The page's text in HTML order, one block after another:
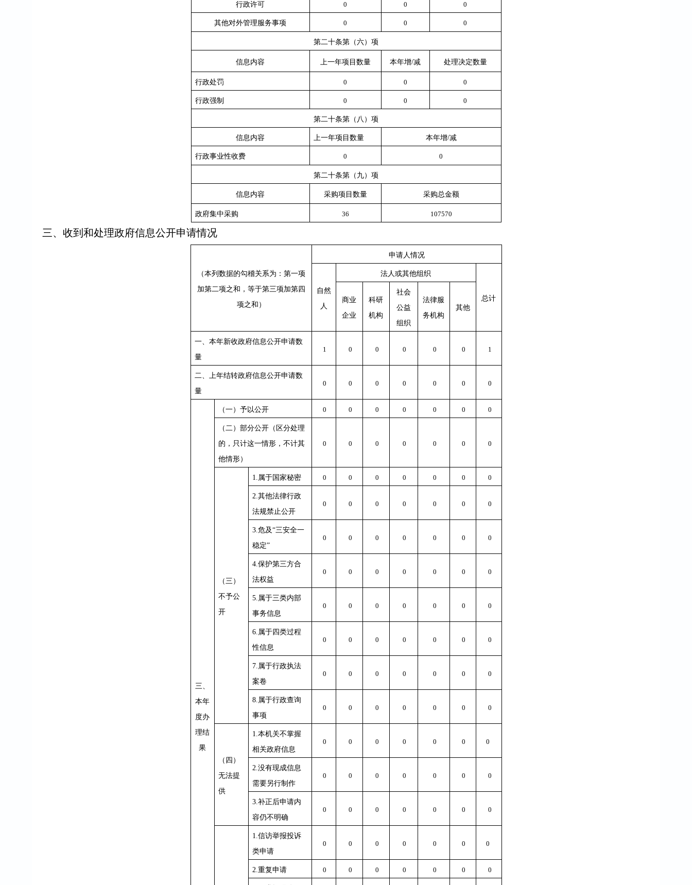
行政许可 0 0 0
其他对外管理服务事项 0 0 0
第二十条第（六）项
信息内容 上一年项目数量 本年增/减 处理决定数量
行政处罚 0 0 0
行政强制 0 0 0
第二十条第（八）项
信息内容 上一年项目数量 本年增/减
行政事业性收费 0 0
第二十条第（九）项
信息内容 采购项目数量 采购总金额
政府集中采购 36 107570
三、收到和处理政府信息公开申请情况
（本列数据的勾稽关系为：第一项
加第二项之和，等于第三项加第四
项之和）
申请人情况
自然
人
法人或其他组织
总计
商业
企业
科研
机构
社会
公益
组织
法律服
务机构
其他
一、本年新收政府信息公开申请数
量
1 0 0 0 0 0 1
二、上年结转政府信息公开申请数
量
0 0 0 0 0 0 0
三、
本年
度办
理结
果
（一）予以公开 0 0 0 0 0 0 0
（二）部分公开（区分处理
的，只计这一情形，不计其
他情形）
0 0 0 0 0 0 0
（三）
不予公
开
1.属于国家秘密 0 0 0 0 0 0 0
2.其他法律行政
法规禁止公开
0 0 0 0 0 0 0
3.危及“三安全一
稳定”
0 0 0 0 0 0 0
4.保护第三方合
法权益
0 0 0 0 0 0 0
5.属于三类内部
事务信息
0 0 0 0 0 0 0
6.属于四类过程
性信息
0 0 0 0 0 0 0
7.属于行政执法
案卷
0 0 0 0 0 0 0
8.属于行政查询
事项
0 0 0 0 0 0 0
（四）
无法提
供
1.本机关不掌握
相关政府信息
0 0 0 0 0 0 0
2.没有现成信息
需要另行制作
0 0 0 0 0 0 0
3.补正后申请内
容仍不明确
0 0 0 0 0 0 0
1.信访举报投诉
类申请
0 0 0 0 0 0 0
2.重复申请 0 0 0 0 0 0 0